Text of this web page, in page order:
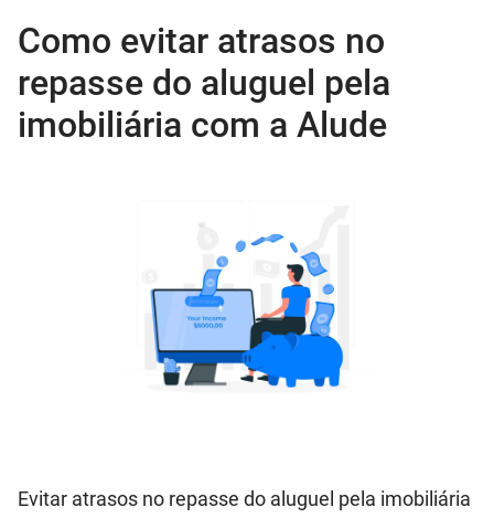
Como evitar atrasos no
repasse do aluguel pela
imobiliária com a Alude
Evitar atrasos no repasse do aluguel pela imobiliária